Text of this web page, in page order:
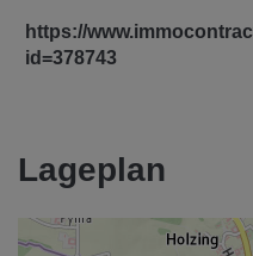
https://
id=378743
Lageplan